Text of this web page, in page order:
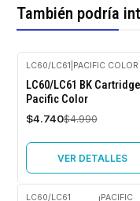
También podría
-5%
OFF
LC60/LC61 PACIFIC COLOR
LC60/LC61 BK Cartridge
Pacific Color
$4.740$4.990
VER DETALLES
LC60/LC61 PACIFIC